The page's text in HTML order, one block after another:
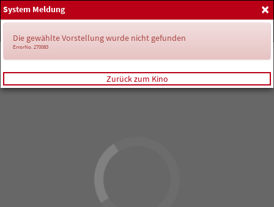
Home
Anmelden
×
System Meldung
Die gewählte Vorstellung wurde nicht gefunden
ErrorNo. 270083
Zurück zum Kino